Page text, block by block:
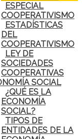
ESPECIAL
COOPERATIVISMO
ESTADÍSTICAS
DEL
COOPERATIVISMO
LEY DE
SOCIEDADES
COOPERATIVAS
SOCIAL
¿QUÉ ES LA
ECONOMÍA
SOCIAL?
TIPOS DE
ENTIDADES DE LA